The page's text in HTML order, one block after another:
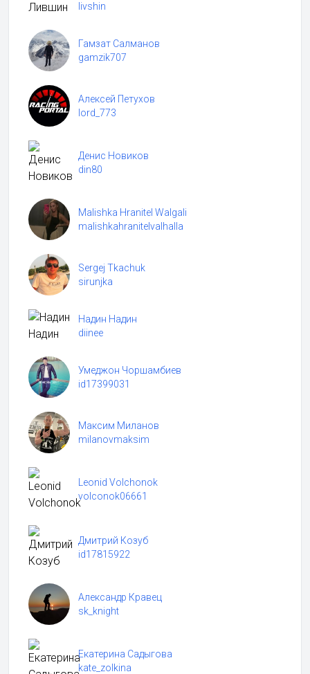
livshin
Гамзат Салманов
gamzik707
Алексей Петухов
lord_773
Денис Новиков
din80
Malishka Hranitel Walgali
malishkahranitelvalhalla
Sergej Tkachuk
sirunjka
Надин Надин
diinee
Умеджон Чоршамбиев
id17399031
Максим Миланов
milanovmaksim
Leonid Volchonok
volconok06661
Дмитрий Козуб
id17815922
Александр Кравец
sk_knight
Екатерина Садыгова
kate_zolkina